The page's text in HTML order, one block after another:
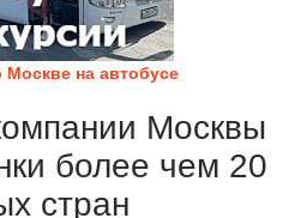
Москве на автобусе
Москвы
более чем 20
стран